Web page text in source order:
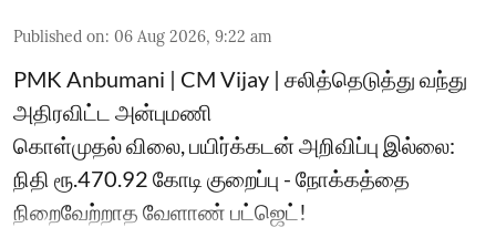
Published on: 06 Aug 2026, 9:22 am
PMK Anbumani | CM Vijay | சலித்தெடுத்து வந்து
அதிரவிட்ட அன்புமணி
கொள்முதல் விலை, பயிர்க்கடன் அறிவிப்பு இல்லை:
நிதி ரூ.470.92 கோடி குறைப்பு - நோக்கத்தை
நிறைவேற்றாத வேளாண் பட்ஜெட்!